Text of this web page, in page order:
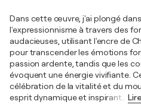
Dans cette œuvre, j'ai plongé
l'expressionnisme à travers des
audacieuses, utilisant l'encre de
pour transcender les émotions
passion ardente, tandis que les
évoquent une énergie vivifiante.
célébration de la vitalité et du
esprit dynamique et inspirant…